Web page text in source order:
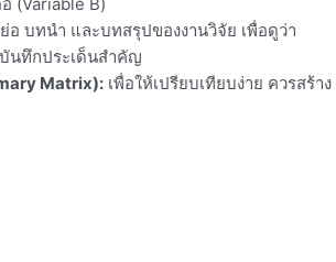
บทนำ และบทสรุปของงานวิจัย เพื่อดูว่า
นทึกประเด็นสำคัญ
Matrix):เพื่อให้เปรียบเทียบง่าย ควรสร้าง